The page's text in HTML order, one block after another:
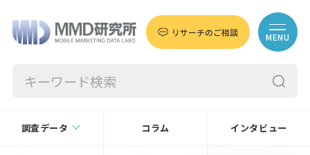
リサーチのご相談 MENU
調査データ コラム インタビュー